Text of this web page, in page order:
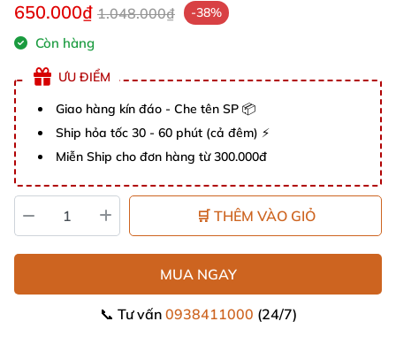
650.000₫ 1.048.000₫ -38%
Còn hàng
ƯU ĐIỂM
Giao hàng kín đáo - Che tên SP 📦
Ship hỏa tốc 30 - 60 phút (cả đêm) ⚡
Miễn Ship cho đơn hàng từ 300.000đ
🛒 THÊM VÀO GIỎ
MUA NGAY
📞 Tư vấn 0938411000 (24/7)